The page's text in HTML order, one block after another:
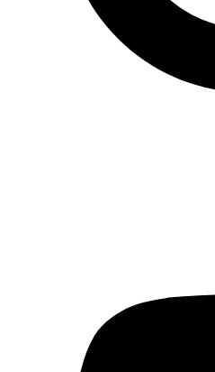
Migraciones
Protestas sociales
Humor Árabe